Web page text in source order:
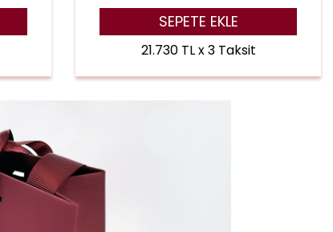
SEPETE EKLE
21.730 TL x 3 Taksit